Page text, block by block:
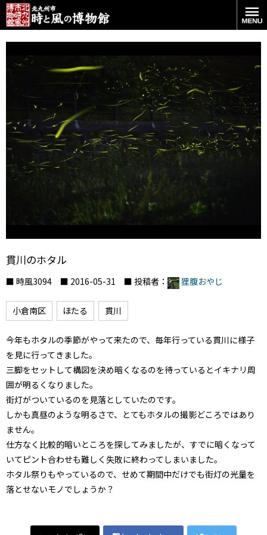
貫川のホタル
■ 時風3094 ■ 2016-05-31 ■ 投稿者： 狸腹おやじ
小倉南区 ほたる 貫川
今年もホタルの季節がやって来たので、毎年行っている貫川に様子
を見に行ってきました。
三脚をセットして構図を決め暗くなるのを待っているとイキナリ周
囲が明るくなりました。
街灯がついているのを見落としていたのです。
しかも真昼のような明るさで、とてもホタルの撮影どころではあり
ません。
仕方なく比較的暗いところを探してみましたが、すでに暗くなって
いてピント合わせも難しく失敗に終わってしまいました。
ホタル祭りもやっているので、せめて期間中だけでも街灯の光量を
落とせないモノでしょうか？